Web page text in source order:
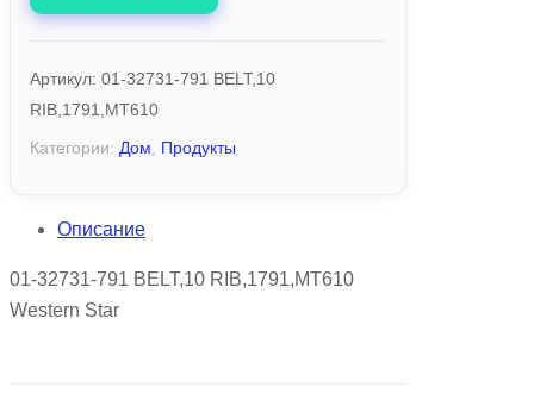
Артикул: 01-32731-791 BELT,10
RIB,1791,MT610
Категории: Дом Продукты
Описание
01-32731-791 BELT,10 RIB,1791,MT610
Western Star